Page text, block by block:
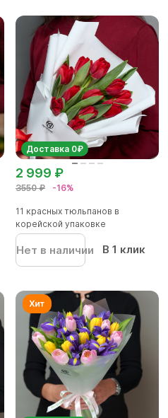
Доставка 0₽
3550 ₽ -16%
2 999 ₽
11 красных тюльпанов в
корейской упаковке
Нет в наличии В 1 клик